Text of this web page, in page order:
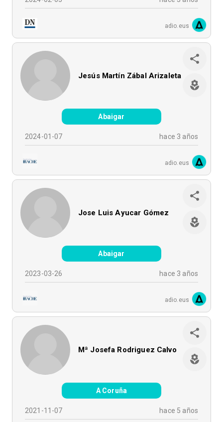
adio.eus
Jesús Martín Zábal Arizaleta
Abaigar
2024-01-07 hace 3 años
adio.eus
Jose Luis Ayucar Gómez
Abaigar
2023-03-26 hace 3 años
adio.eus
Mª Josefa Rodriguez Calvo
A Coruña
2021-11-07 hace 5 años